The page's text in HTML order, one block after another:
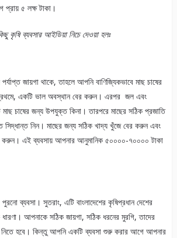
প্রায় ৫ লক্ষ টাকা।
কৃষি ব্যবসার আইডিয়া নিচে দেওয়া হলঃ
জায়গা থাকে, তাহলে আপনি বাণিজ্যিকভাবে মাছ চাষের
একটি ভাল অবস্থান বের করুন। এরপর জল এবং
চাষের জন্য উপযুক্ত কিনা। তারপরে মাছের সঠিক প্রজাতি
সিদ্ধান্ত নিন। মাছের জন্য সঠিক খাদ্য খুঁজে বের করুন এবং
করুন। এই ব্যবসায় আপনার আনুমানিক ৫০০০০-৭০০০০ টাকা
ব্যবসা। সুতরাং, এটি বাংলাদেশের কৃষিপ্রধান দেশের
আপনাকে সঠিক জায়গা, সঠিক ধরনের মুরগি, তাদের
নিতে হবে। কিন্তু আপনি একটি ব্যবসা শুরু করার আগে আপনার